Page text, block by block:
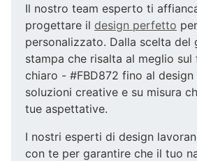
Il nostro team esperto ti
progettare il design perfetto
personalizzato. Dalla scelta del
stampa che risalta al meglio
chiaro - #FBD872 fino al
soluzioni creative e su misura
tue aspettative.
I nostri esperti di design
con te per garantire che il tuo